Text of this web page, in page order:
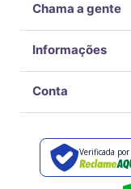
Chama a gente
Informações
Conta
Verificada por